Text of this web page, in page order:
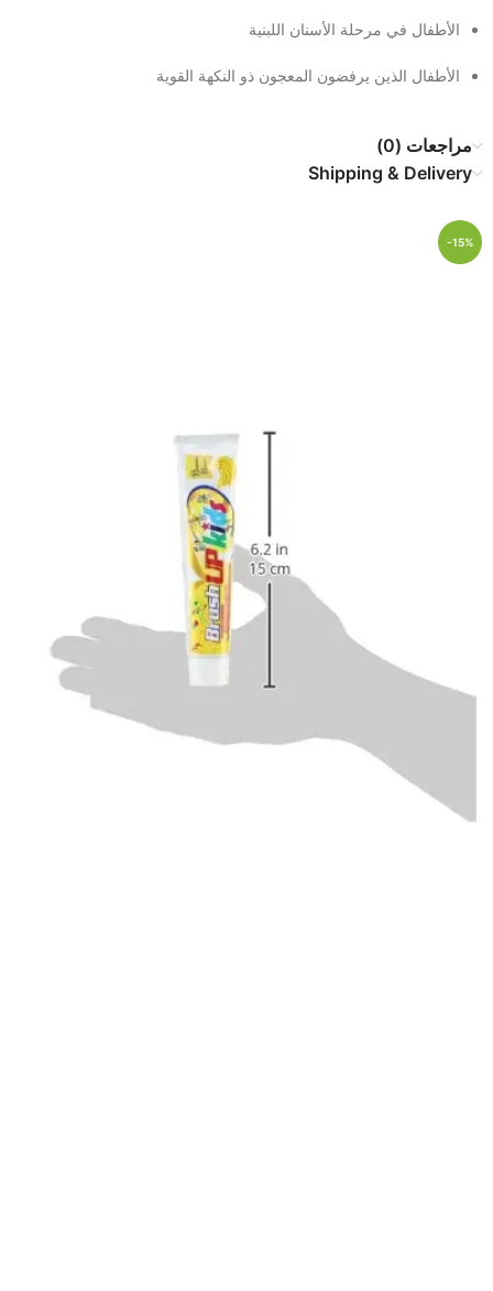
الأطفال في مرحلة الأسنان اللبنية
الأطفال الذين يرفضون المعجون ذو النكهة القوية
مراجعات (0)
Shipping & Delivery
-15%